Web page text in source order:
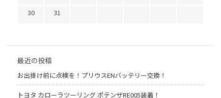
30
31
最近の投稿
お出掛け前に点検を！プリウスENバッテリー交換！
トヨタ カローラツーリング ポテンザRE005装着！